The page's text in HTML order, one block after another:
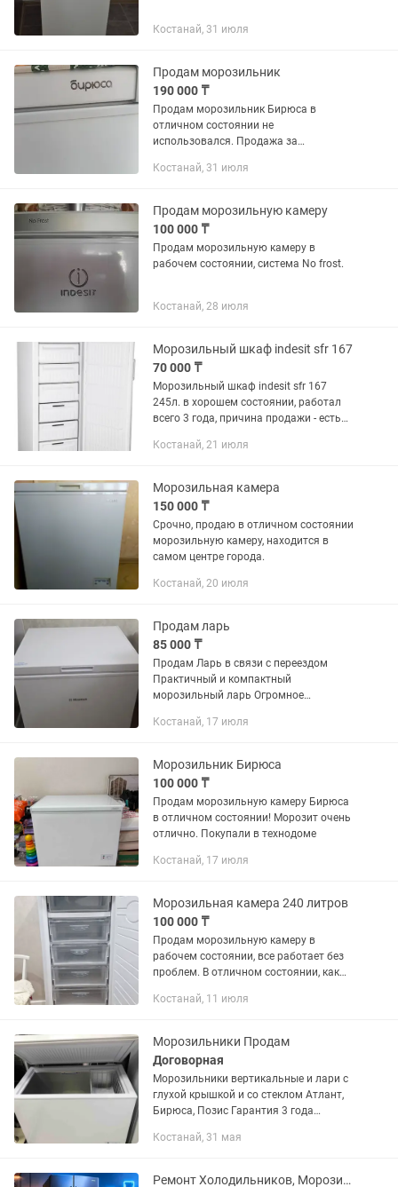
Костанай, 31 июля
Продам морозильник
190 000 ₸
Продам морозильник Бирюса в
отличном состоянии не
использовался. Продажа за
район Костанай плаза!
Костанай, 31 июля
Продам морозильную камеру
100 000 ₸
Продам морозильную камеру в
рабочем состоянии, система No frost.
Костанай, 28 июля
Морозильный шкаф indesit sfr 167
70 000 ₸
Морозильный шкаф indesit sfr 167
245л. в хорошем состоянии, работал
всего 3 года, причина продажи - есть
Костанай, 21 июля
Морозильная камера
150 000 ₸
Срочно, продаю в отличном состоянии
морозильную камеру, находится в
самом центре города.
Костанай, 20 июля
Продам ларь
85 000 ₸
Продам Ларь в связи с переездом
Практичный и компактный
морозильный ларь Огромное
готов разместить морозильный ларь
целых 150...
Костанай, 17 июля
Морозильник Бирюса
100 000 ₸
Продам морозильную камеру Бирюса
в отличном состоянии! Морозит очень
отлично. Покупали в технодоме
Костанай, 17 июля
Морозильная камера 240 литров
100 000 ₸
Продам морозильную камеру в
рабочем состоянии, все работает без
проблем. В отличном состоянии, как
литров - Габариты 1500 мм х 600 мм - 6
Костанай, 11 июля
Морозильники Продам
Договорная
Морозильники вертикальные и лари с
глухой крышкой и со стеклом Атлант,
Бирюса, Позис Гарантия 3 года
Костанай, 31 мая
Ремонт Холодильников, Морозильных камер